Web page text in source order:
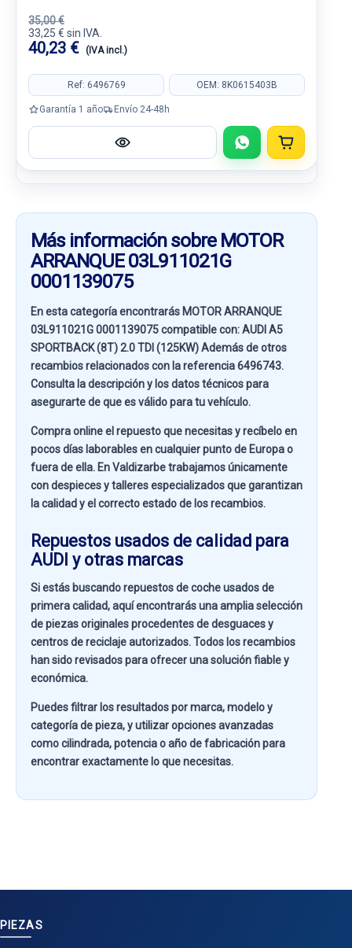
35,00 €
33,25 € sin IVA.
40,23 € (IVA incl.)
Ref: 6496769 OEM: 8K0615403B
Garantía 1 año Envío 24-48h
Más información sobre MOTOR
ARRANQUE 03L911021G
0001139075
En esta categoría encontrarás MOTOR ARRANQUE
03L911021G 0001139075 compatible con:AUDI A5
SPORTBACK (8T) 2.0 TDI (125KW)Además de otros
recambios relacionados con la referencia6496743.
Consulta la descripción y los datos técnicos para
asegurarte de que es válido para tu vehículo.
Compra online el repuesto que necesitas y recíbelo en
pocos días laborables en cualquier punto de Europa o
fuera de ella. EnValdizarbetrabajamos únicamente
con despieces y talleres especializados que garantizan
la calidad y el correcto estado de los recambios.
Repuestos usados de calidad para
AUDI y otras marcas
Si estás buscandorepuestos de coche usados de
primera calidad, aquí encontrarás una amplia selección
de piezas originales procedentes de desguaces y
centros de reciclaje autorizados. Todos los recambios
han sido revisados para ofrecer una solución fiable y
económica.
Puedes filtrar los resultados pormarca, modelo y
categoría de pieza, y utilizar opciones avanzadas
comocilindrada, potencia o año de fabricaciónpara
encontrar exactamente lo que necesitas.
PIEZAS